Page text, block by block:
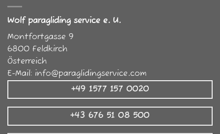
Wolf paragliding service e. U.
Montfortgasse 9
6800 Feldkirch
Österreich
E-Mail: info@paraglidingservice.com
+49 1577 157 0020
+43 676 51 08 500